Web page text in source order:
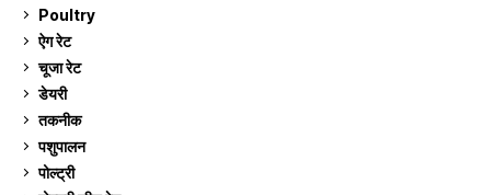
Poultry
ऐग रेट
चूजा रेट
डेयरी
तकनीक
पशुपालन
पोल्ट्री